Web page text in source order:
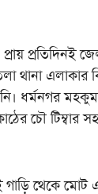
প্রতিদিনই
এলাকার
ধর্মনগর
চৌ
থেকে মোট